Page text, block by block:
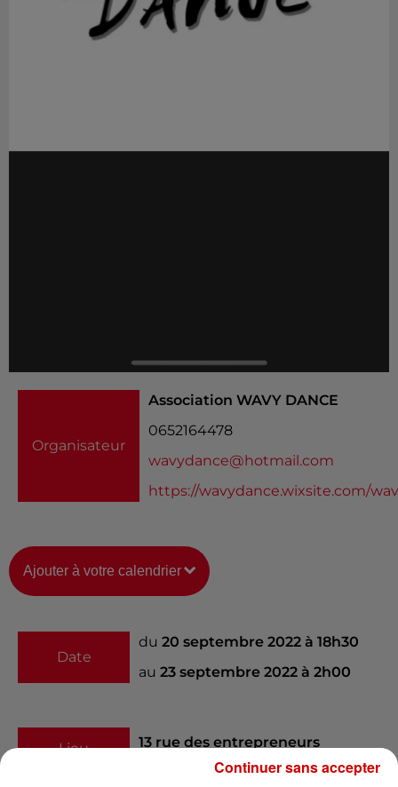
Organisateur
Association WAVY DANCE
0652164478
wavydance@hotmail.com
https://wavydance.wixsite.com/
Ajouter à votre calendrier
Date
du 20 septembre 2022 à 18h30
au 23 septembre 2022 à 2h00
Lieu
13 rue des entrepreneurs
Poitiers
Continuer sans accepter